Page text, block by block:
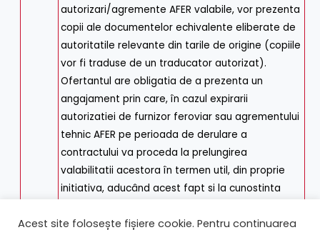
autorizari/agremente AFER valabile, vor prezenta
copii ale documentelor echivalente eliberate de
autoritatile relevante din tarile de origine (copiile
vor fi traduse de un traducator autorizat).
Ofertantul are obligatia de a prezenta un
angajament prin care, în cazul expirarii
autorizatiei de furnizor feroviar sau agrementului
tehnic AFER pe perioada de derulare a
contractului va proceda la prelungirea
valabilitatii acestora în termen util, din proprie
initiativa, aducând acest fapt si la cunostinta
Operatorii economici asociati în vederea
Acest site folosește fișiere cookie. Pentru continuarea